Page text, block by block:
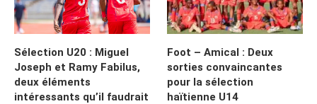
Sélection U20 : Miguel
Joseph et Ramy Fabilus,
deux éléments
intéressants qu’il faudrait
Foot – Amical : Deux
sorties convaincantes
pour la sélection
haïtienne U14